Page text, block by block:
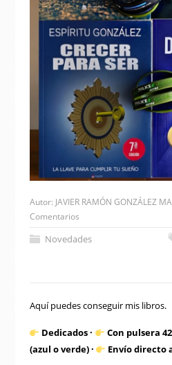
Autor: JAVIER RAMÓN GONZÁLEZ
Comentarios
Novedades
Aquí puedes conseguir mis libros.
Dedicados ·
Con pulsera
(azul o verde) ·
Envío directo